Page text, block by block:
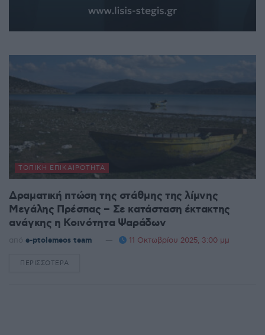
ΤΟΠΙΚΉ ΕΠΙΚΑΙΡΌΤΗΤΑ
Δραματική πτώση της στάθμης της λίμνης
Μεγάλης Πρέσπας – Σε κατάσταση έκτακτης
ανάγκης η Κοινότητα Ψαράδων
από e-ptolemeos team 11 Οκτωβρίου 2025, 3:00 μμ
ΠΕΡΙΣΣΌΤΕΡΑ